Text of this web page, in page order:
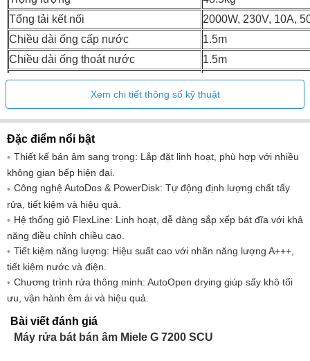
Tổng tải kết nối
2000W, 230V, 10A,
Chiều dài ống cấp nước
1.5m
Chiều dài ống thoát nước
1.5m
Chiều dài đường dây cấp điện
1.7m
Thời lượng của chương trình Eco
230 phút
Lượng nước tiêu thụ của chương trình
Eco
Xem chi tiết thông số kỹ thuật
Đặc điểm nổi bật
Thiết kế bán âm sang trọng: Lắp đặt linh hoạt, phù hợp với nhiều
không gian bếp hiện đại.
Công nghệ AutoDos & PowerDisk: Tự động định lượng chất tẩy
rửa, tiết kiệm và hiệu quả.
Hệ thống giỏ FlexLine: Linh hoạt, dễ dàng sắp xếp bát đĩa với khả
năng điều chỉnh chiều cao.
Tiết kiệm năng lượng: Hiệu suất cao với nhãn năng lượng A+++,
tiết kiệm nước và điện.
Chương trình rửa thông minh: AutoOpen drying giúp sấy khô tối
ưu, vận hành êm ái và hiệu quả.
Bài viết đánh giá
Máy rửa bát bán âm Miele G 7200 SCU